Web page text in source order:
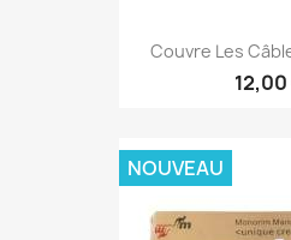
Couvre Les
NOUVEAU